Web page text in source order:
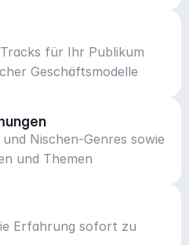
für Ihr Publikum
Geschäftsmodelle
Nischen-Genres sowie
und Themen
Erfahrung sofort zu